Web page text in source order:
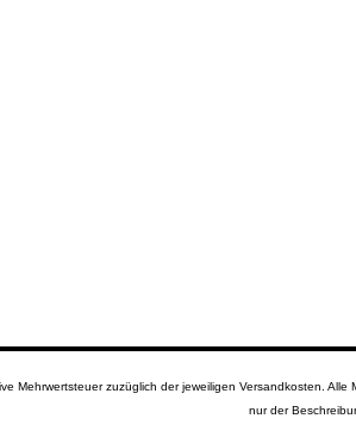
Mehrwertsteuer zuzüglich der jeweiligen Versandkosten.
nur der